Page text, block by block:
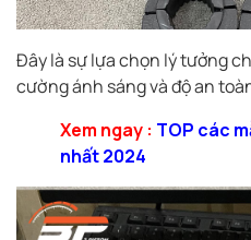
Đây là sự lựa chọn lý tưởng
cường ánh sáng và độ an
Xem ngay : TOP các
nhất 2024